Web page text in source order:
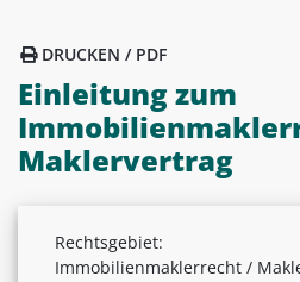
DRUCKEN / PDF
Einleitung zum
Maklervertrag
Rechtsgebiet:
Immobilienmaklerrecht /